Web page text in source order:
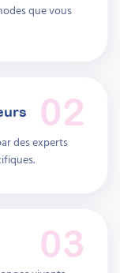
que vous
02
des experts
03